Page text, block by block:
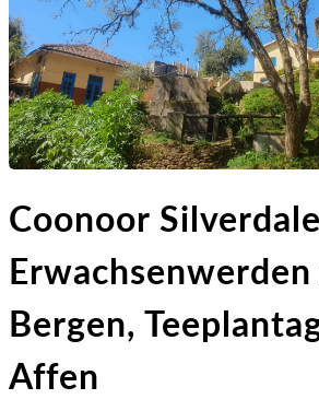
Coonoor
Bergen,
Affen